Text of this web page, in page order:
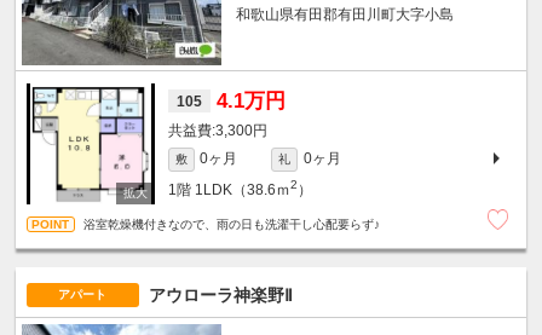
和歌山県有田郡有田川町大字小島
105 4.1万円
3,300円
敷 0ヶ月 礼
0ヶ月
1階 1LDK（38.6ｍ2 ）
浴室乾燥機付きなので、雨の日も洗濯干し心配要らず♪
アパート アウローラ神楽野Ⅱ